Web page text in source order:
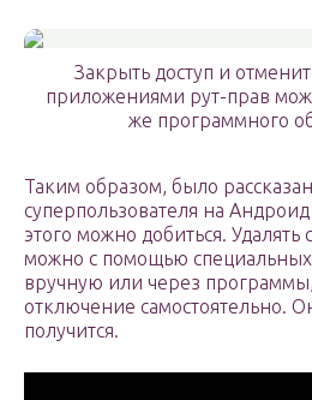
Закрыть доступ и
приложениями рут-прав
же программного
Таким образом, было
суперпользователя на
этого можно добиться.
можно с помощью
вручную или через
отключение самостоятельно.
получится.